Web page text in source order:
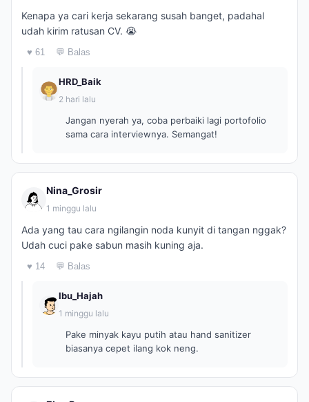
Kenapa ya cari kerja sekarang susah banget, padahal
udah kirim ratusan CV. 😭
♥ 61 💬 Balas
HRD_Baik
2 hari lalu
Jangan nyerah ya, coba perbaiki lagi portofolio
sama cara interviewnya. Semangat!
Nina_Grosir
1 minggu lalu
Ada yang tau cara ngilangin noda kunyit di tangan nggak?
Udah cuci pake sabun masih kuning aja.
♥ 14 💬 Balas
Ibu_Hajah
1 minggu lalu
Pake minyak kayu putih atau hand sanitizer
biasanya cepet ilang kok neng.